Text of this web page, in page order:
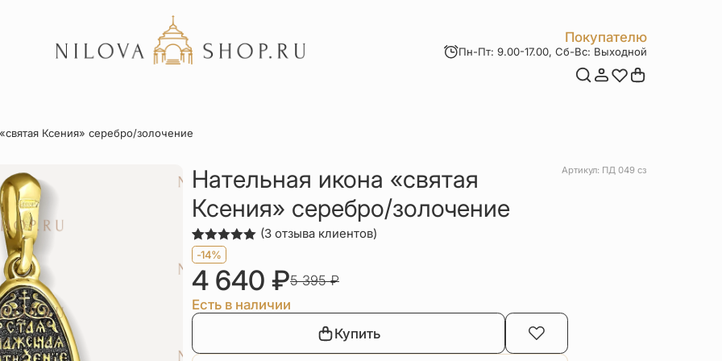
Покупателю
Пн-Пт: 9.00-17.00, Сб-Вс: Выходной
Акции
Ксения» серебро/золочение
Нательная икона «святая
Ксения» серебро/золочение
Артикул: ПД 049 сз
Рейтинг
5.00из 5
на основе
опроса
3
пользователей
(3отзыва клиентов)
-14%
4 640 ₽5 395₽
Есть в наличии
Купить